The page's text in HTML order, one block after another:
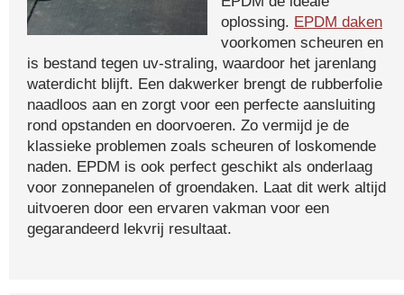
oplossing. EPDM daken
voorkomen scheuren en
is bestand tegen uv-straling, waardoor het jarenlang
waterdicht blijft. Een dakwerker brengt de rubberfolie
naadloos aan en zorgt voor een perfecte aansluiting
rond opstanden en doorvoeren. Zo vermijd je de
klassieke problemen zoals scheuren of loskomende
naden. EPDM is ook perfect geschikt als onderlaag
voor zonnepanelen of groendaken. Laat dit werk altijd
uitvoeren door een ervaren vakman voor een
gegarandeerd lekvrij resultaat.